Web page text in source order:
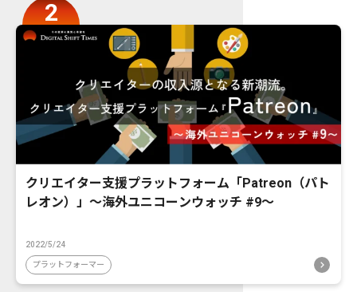
クリエイター支援プラットフォーム「Patreon（パト
レオン）」〜海外ユニコーンウォッチ #9〜
2022/5/24
プラットフォーマー